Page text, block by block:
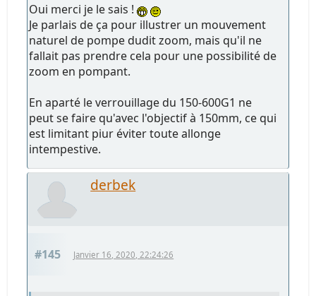
Oui merci je le sais !
Je parlais de ça pour illustrer un mouvement
naturel de pompe dudit zoom, mais qu'il ne
fallait pas prendre cela pour une possibilité de
zoom en pompant.
En aparté le verrouillage du 150-600G1 ne
peut se faire qu'avec l'objectif à 150mm, ce qui
est limitant piur éviter toute allonge
intempestive.
derbek
#145 Janvier 16, 2020, 22:24:26